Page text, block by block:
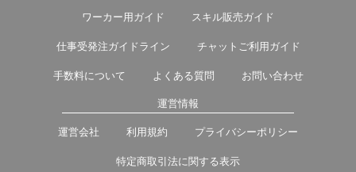
ワーカー用ガイド スキル販売ガイド
仕事受発注ガイドライン チャットご利用ガイド
手数料について よくある質問 お問い合わせ
運営情報
運営会社 利用規約 プライバシーポリシー
特定商取引法に関する表示